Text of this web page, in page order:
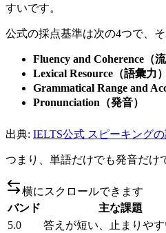
すいです。
公式の採点基準は次の4つで、
Fluency and Coherence（
Lexical Resource（語彙力）
Grammatical Range and
Pronunciation（発音）
出典: IELTS公式 スピーキング
つまり、単語だけでも発音だけ
横にスクロールできます
バンド
主な課題
5.0
答えが短い、止まりやす